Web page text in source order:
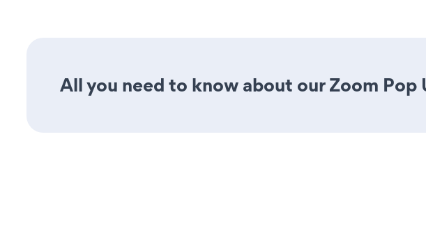
All you need to know about our Zoom Pop